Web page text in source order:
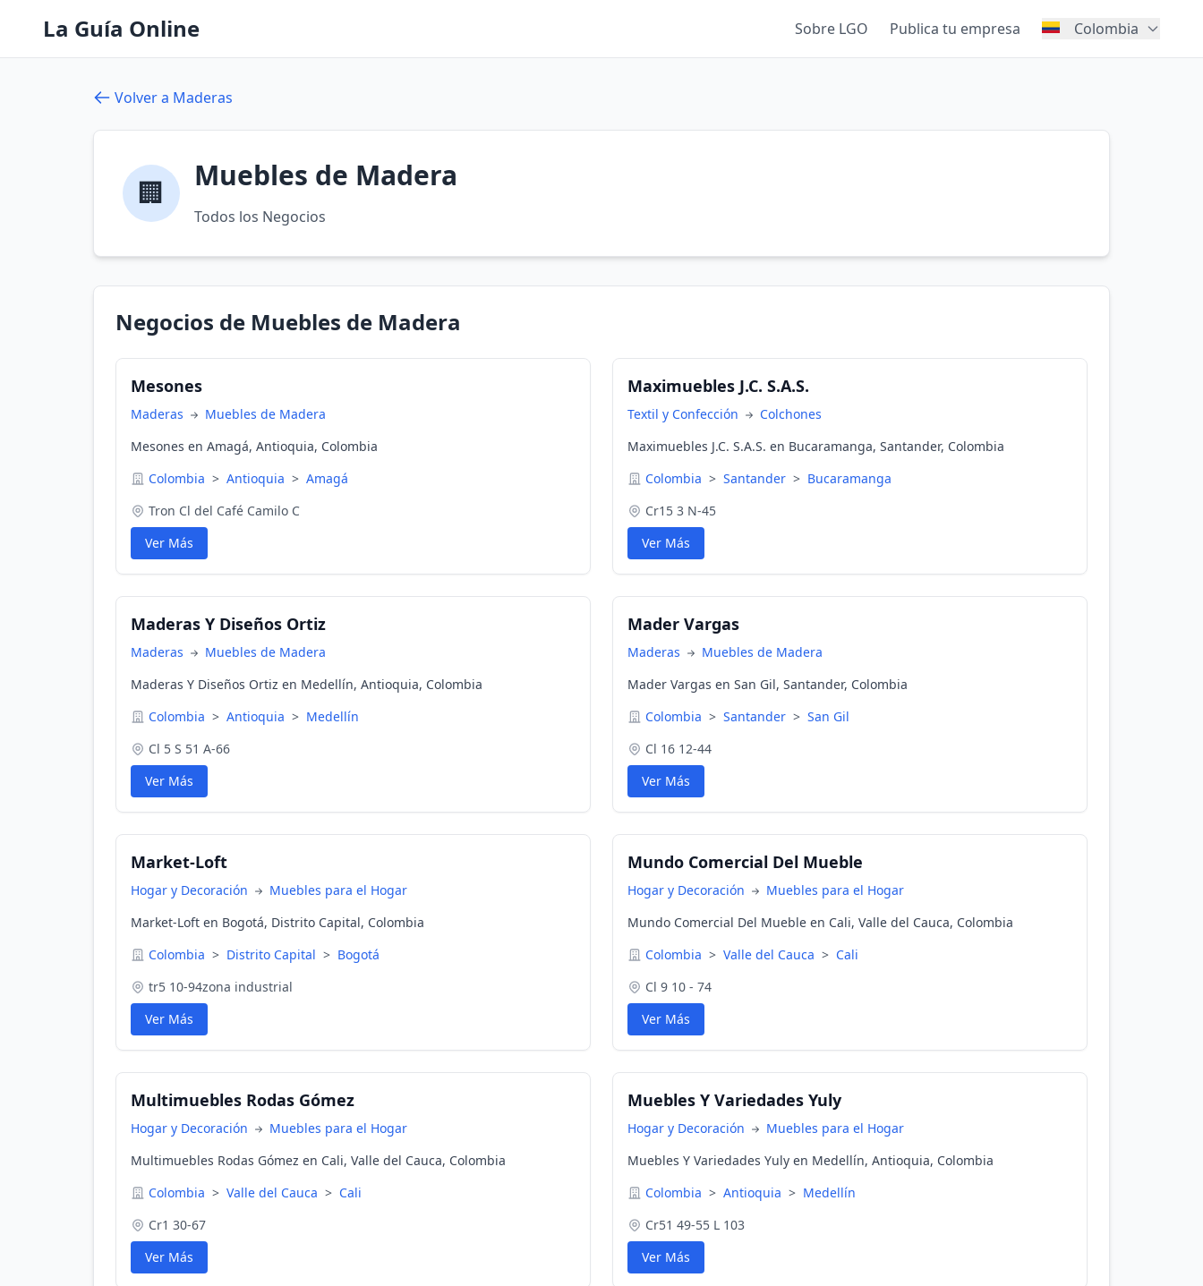
La Guía Online Sobre LGO Publica tu empresa Colombia
Volver a Maderas
🏢 Muebles de Madera
Todos los Negocios
Negocios de Muebles de Madera
Mesones
Maderas
Muebles de Madera
Mesones en Amagá, Antioquia, Colombia
Colombia > Antioquia > Amagá
Tron Cl del Café Camilo C
Ver Más
Maximuebles J.C. S.A.S.
Textil y Confección
Colchones
Maximuebles J.C. S.A.S. en Bucaramanga, Santander, Colombia
Colombia > Santander > Bucaramanga
Cr15 3 N-45
Ver Más
Maderas Y Diseños Ortiz
Maderas
Muebles de Madera
Maderas Y Diseños Ortiz en Medellín, Antioquia, Colombia
Colombia > Antioquia > Medellín
Cl 5 S 51 A-66
Ver Más
Mader Vargas
Maderas
Muebles de Madera
Mader Vargas en San Gil, Santander, Colombia
Colombia > Santander > San Gil
Cl 16 12-44
Ver Más
Market-Loft
Hogar y Decoración
Muebles para el Hogar
Market-Loft en Bogotá, Distrito Capital, Colombia
Colombia > Distrito Capital > Bogotá
tr5 10-94zona industrial
Ver Más
Mundo Comercial Del Mueble
Hogar y Decoración
Muebles para el Hogar
Mundo Comercial Del Mueble en Cali, Valle del Cauca, Colombia
Colombia > Valle del Cauca > Cali
Cl 9 10 - 74
Ver Más
Multimuebles Rodas Gómez
Hogar y Decoración
Muebles para el Hogar
Multimuebles Rodas Gómez en Cali, Valle del Cauca, Colombia
Colombia > Valle del Cauca > Cali
Cr1 30-67
Ver Más
Muebles Y Variedades Yuly
Hogar y Decoración
Muebles para el Hogar
Muebles Y Variedades Yuly en Medellín, Antioquia, Colombia
Colombia > Antioquia > Medellín
Cr51 49-55 L 103
Ver Más